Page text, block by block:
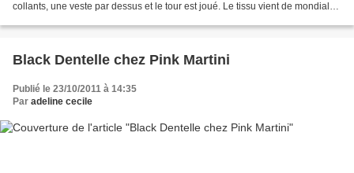
collants, une veste par dessus et le tour est joué. Le tissu vient de mondial
Black Dentelle chez Pink Martini
Publié le 23/10/2011 à 14:35
Par adeline cecile